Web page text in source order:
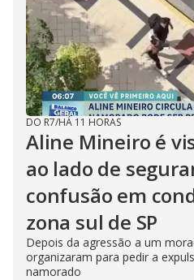
DO R7/HÁ 11 HORAS
Aline Mineiro é
ao lado de
confusão em
zona sul de SP
Depois da agressão a um
organizaram para pedir a
namorado